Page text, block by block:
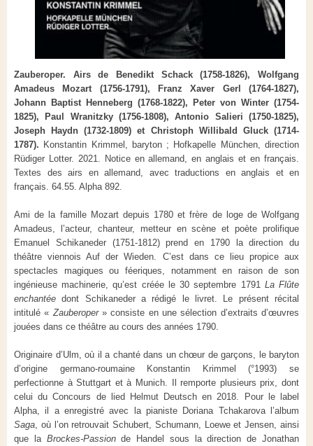
Zauberoper. Airs de Benedikt Schack (1758-1826), Wolfgang
Amadeus Mozart (1756-1791), Franz Xaver Gerl (1764-1827),
Johann Baptist Henneberg (1768-1822), Peter von Winter (1754-
1825), Paul Wranitzky (1756-1808), Antonio Salieri (1750-1825),
Joseph Haydn (1732-1809) et Christoph Willibald Gluck (1714-
1787). Konstantin Krimmel, baryton ; Hofkapelle München, direction
Rüdiger Lotter. 2021. Notice en allemand, en anglais et en français.
Textes des airs en allemand, avec traductions en anglais et en
français. 64.55. Alpha 892.
Ami de la famille Mozart depuis 1780 et frère de loge de Wolfgang
Amadeus, l’acteur, chanteur, metteur en scène et poète prolifique
Emanuel Schikaneder (1751-1812) prend en 1790 la direction du
théâtre viennois Auf der Wieden. C’est dans ce lieu propice aux
spectacles magiques ou féeriques, notamment en raison de son
ingénieuse machinerie, qu’est créée le 30 septembre 1791 La Flûte
enchantée dont Schikaneder a rédigé le livret. Le présent récital
intitulé « Zauberoper» consiste en une sélection d’extraits d’œuvres
jouées dans ce théâtre au cours des années 1790.
Originaire d’Ulm, où il a chanté dans un chœur de garçons, le baryton
d’origine germano-roumaine Konstantin Krimmel (°1993) se
perfectionne à Stuttgart et à Munich. Il remporte plusieurs prix, dont
celui du Concours de lied Helmut Deutsch en 2018. Pour le label
Alpha, il a enregistré avec la pianiste Doriana Tchakarova l’album
Saga , où l’on retrouvait Schubert, Schumann, Loewe et Jensen, ainsi
que la Brockes-Passionde Handel sous la direction de Jonathan